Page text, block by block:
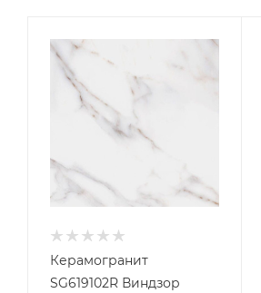
Керамогранит
SG619102R Виндзор